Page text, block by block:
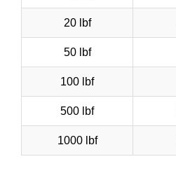
20 lbf
50 lbf
100 lbf
500 lbf
1000 lbf